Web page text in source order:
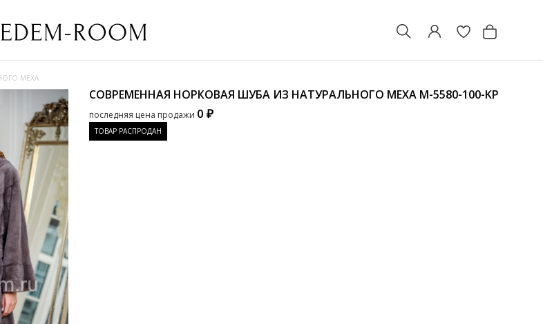
МЕХА
СОВРЕМЕННАЯ НОРКОВАЯ ШУБА ИЗ НАТУРАЛЬНОГО МЕХА M-5580-100-KP
последняя цена продажи 0 ₽
ТОВАР РАСПРОДАН